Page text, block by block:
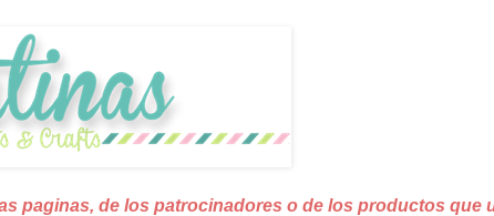
paginas, de los patrocinadores o de los productos que